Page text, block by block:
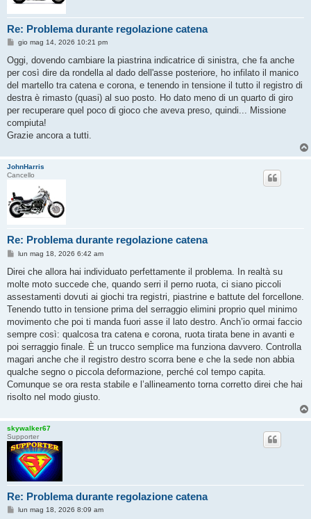
Re: Problema durante regolazione catena
M
s
s
a
g
i
o
gio mag 14, 2026 10:21 pm
Oggi, dovendo cambiare la piastrina indicatrice di sinistra, che fa anche
per così dire da rondella al dado dell'asse posteriore, ho infilato il manico
del martello tra catena e corona, e tenendo in tensione il tutto il registro di
destra è rimasto (quasi) al suo posto. Ho dato meno di un quarto di giro
per recuperare quel poco di gioco che aveva preso, quindi... Missione
compiuta!
Grazie ancora a tutti.
JohnHarris
Cancello
Re: Problema durante regolazione catena
M
s
a
g
i
o
lun mag 18, 2026 6:42 am
Direi che allora hai individuato perfettamente il problema. In realtà su
molte moto succede che, quando serri il perno ruota, ci siano piccoli
assestamenti dovuti ai giochi tra registri, piastrine e battute del forcellone.
Tenendo tutto in tensione prima del serraggio elimini proprio quel minimo
movimento che poi ti manda fuori asse il lato destro. Anch’io ormai faccio
sempre così: qualcosa tra catena e corona, ruota tirata bene in avanti e
poi serraggio finale. È un trucco semplice ma funziona davvero. Controlla
magari anche che il registro destro scorra bene e che la sede non abbia
qualche segno o piccola deformazione, perché col tempo capita.
Comunque se ora resta stabile e l’allineamento torna corretto direi che hai
risolto nel modo giusto.
skywalker67
Supporter
Re: Problema durante regolazione catena
Mlun mag 18, 2026 8:09 am